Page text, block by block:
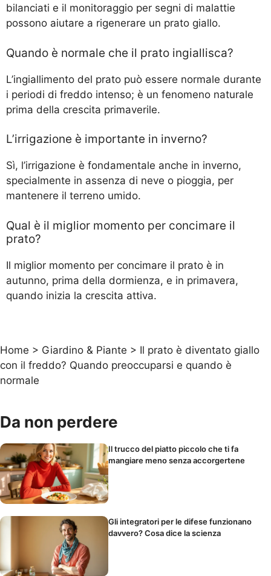
bilanciati e il monitoraggio per segni di malattie
possono aiutare a rigenerare un prato giallo.
Quando è normale che il prato ingiallisca?
L’ingiallimento del prato può essere normale durante
i periodi di freddo intenso; è un fenomeno naturale
prima della crescita primaverile.
L’irrigazione è importante in inverno?
Sì, l’irrigazione è fondamentale anche in inverno,
specialmente in assenza di neve o pioggia, per
mantenere il terreno umido.
Qual è il miglior momento per concimare il
prato?
Il miglior momento per concimare il prato è in
autunno, prima della dormienza, e in primavera,
quando inizia la crescita attiva.
Home > Giardino & Piante > Il prato è diventato giallo
con il freddo? Quando preoccuparsi e quando è
normale
Da non perdere
Il trucco del piatto piccolo che ti fa
mangiare meno senza accorgertene
Gli integratori per le difese funzionano
davvero? Cosa dice la scienza